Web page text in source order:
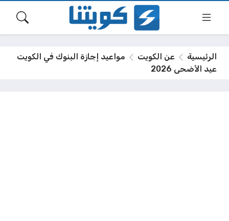
الرئيسية عن الكويت
مواعيد إجازة البنوك في الكويت
عيد الأضحى 2026